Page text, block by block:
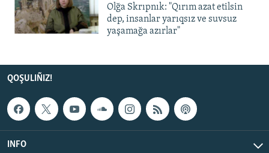
Olğa Skrıpnık: "Qırım azat etilsin
dep, insanlar yarıqsız ve suvsuz
yaşamağa azırlar"
QOŞULIÑIZ!
INFO